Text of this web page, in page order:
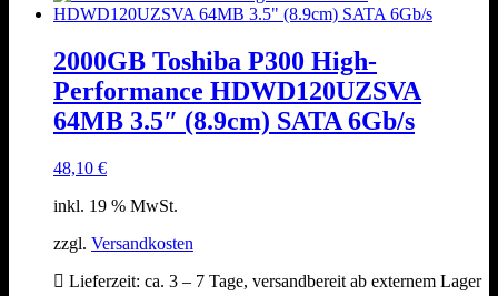
2000GB Toshiba P300 High-
Performance HDWD120UZSVA
64MB 3.5″ (8.9cm) SATA 6Gb/s
48,10 €
inkl. 19 % MwSt.
zzgl. Versandkosten
Lieferzeit: ca. 3 – 7 Tage, versandbereit ab externem Lager